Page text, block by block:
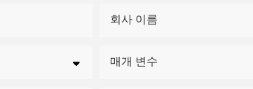
회사 이름
매개 변수